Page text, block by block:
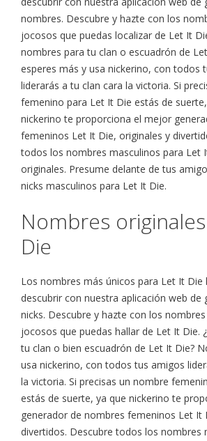
nombres. Descubre y hazte con los
jocosos que puedas localizar de Let It
nombres para tu clan o escuadrón de
esperes más y usa nickerino, con todos
liderarás a tu clan cara la victoria. Si
femenino para Let It Die estás de
nickerino te proporciona el mejor
femeninos Let It Die, originales y
todos los nombres masculinos para Let
originales. Presume delante de tus
nicks masculinos para Let It Die.
Nombres
Die
Los nombres más únicos para Let It Die
descubrir con nuestra aplicación web de
nicks. Descubre y hazte con los
jocosos que puedas hallar de Let It Die.
tu clan o bien escuadrón de Let It Die?
usa nickerino, con todos tus amigos
la victoria. Si precisas un nombre
estás de suerte, ya que nickerino te
generador de nombres femeninos Let It
divertidos. Descubre todos los nombres